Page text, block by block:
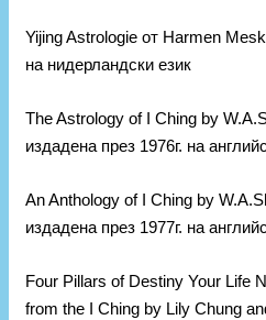
Yijing Astrologie от Harmen
на нидерландски език
The Astrology of I Ching by
издадена през 1976г. на
An Anthology of I Ching by
издадена през 1977г. на
Four Pillars of Destiny Your Life
from the I Ching by Lily Chung